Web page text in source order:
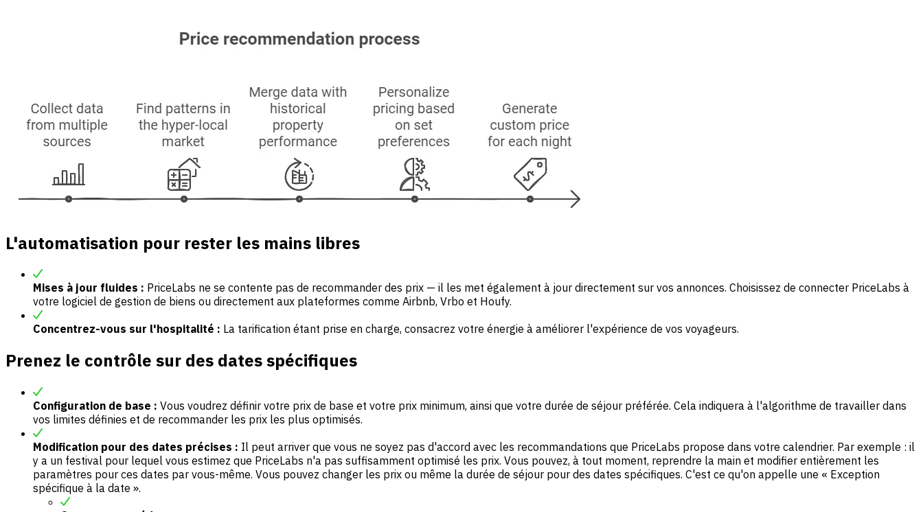
L'automatisation pour rester les mains libres
Mises à jour fluides : PriceLabs ne se contente pas de recommander des prix — il les met également à jour directement sur vos annonces. Choisissez de connecter PriceLabs à
votre logiciel de gestion de biens ou directement aux plateformes comme Airbnb, Vrbo et Houfy.
Concentrez-vous sur l'hospitalité : La tarification étant prise en charge, consacrez votre énergie à améliorer l'expérience de vos voyageurs.
Prenez le contrôle sur des dates spécifiques
Configuration de base : Vous voudrez définir votre prix de base et votre prix minimum, ainsi que votre durée de séjour préférée. Cela indiquera à l'algorithme de travailler dans
vos limites définies et de recommander les prix les plus optimisés.
Modification pour des dates précises : Il peut arriver que vous ne soyez pas d'accord avec les recommandations que PriceLabs propose dans votre calendrier. Par exemple : il
y a un festival pour lequel vous estimez que PriceLabs n'a pas suffisamment optimisé les prix. Vous pouvez, à tout moment, reprendre la main et modifier entièrement les
paramètres pour ces dates par vous-même. Vous pouvez changer les prix ou même la durée de séjour pour des dates spécifiques. C'est ce qu'on appelle une « Exception
spécifique à la date ».